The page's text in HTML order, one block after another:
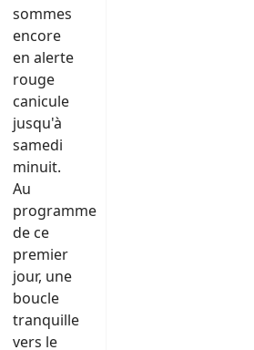
sommes
encore
en alerte
rouge
canicule
jusqu'à
samedi
minuit.
Au
programme
de ce
premier
jour, une
boucle
tranquille
vers le